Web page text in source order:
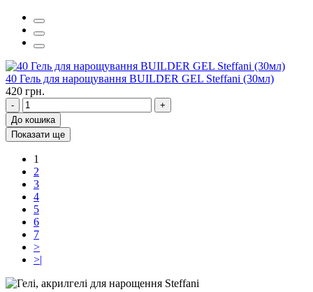
40 Гель для нарощування BUILDER GEL Steffani (30мл)
420 грн.
-
+
До кошика
Показати ще
1
2
3
4
5
6
7
>
>|